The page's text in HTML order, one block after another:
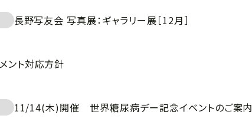
長野写友会 写真展：ギャラリー展［12月］
ント対応方針
11/14(木)開催 世界糖尿病デー記念イベントのご案内